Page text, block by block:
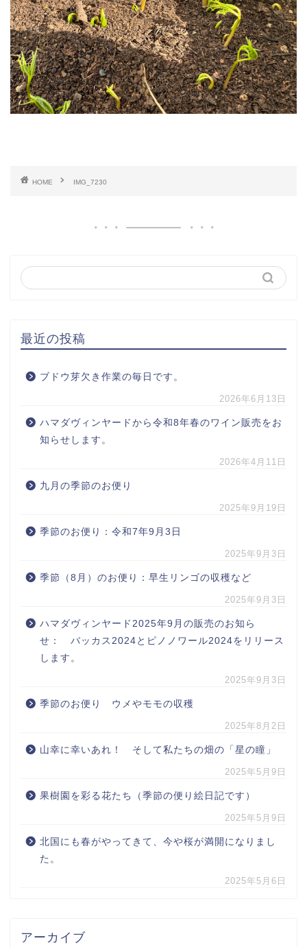
HOME IMG_7230
最近の投稿
ブドウ芽欠き作業の毎日です。
2026年6月13日
ハマダヴィンヤードから令和8年春のワイン販売をお
知らせします。
2026年4月11日
九月の季節のお便り
2025年9月19日
季節のお便り：令和7年9月3日
2025年9月3日
季節（8月）のお便り：早生リンゴの収穫など
2025年9月3日
ハマダヴィンヤード2025年9月の販売のお知ら
せ： バッカス2024とピノノワール2024をリリース
します。
2025年9月3日
季節のお便り ウメやモモの収穫
2025年8月2日
山幸に幸いあれ！ そして私たちの畑の「星の瞳」
2025年5月9日
果樹園を彩る花たち（季節の便り絵日記です）
2025年5月9日
北国にも春がやってきて、今や桜が満開になりまし
た。
2025年5月6日
アーカイブ